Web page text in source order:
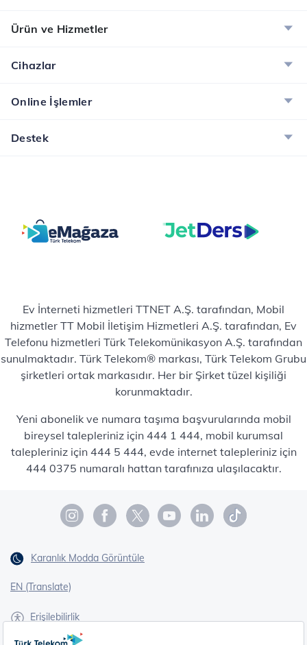
Ürün ve Hizmetler
Cihazlar
Online İşlemler
Destek
Ev İnterneti hizmetleri TTNET A.Ş. tarafından, Mobil
hizmetler TT Mobil İletişim Hizmetleri A.Ş. tarafından, Ev
Telefonu hizmetleri Türk Telekomünikasyon A.Ş. tarafından
sunulmaktadır. Türk Telekom® markası, Türk Telekom Grubu
şirketleri ortak markasıdır. Her bir Şirket tüzel kişiliği
korunmaktadır.
Yeni abonelik ve numara taşıma başvurularında mobil
bireysel talepleriniz için 444 1 444, mobil kurumsal
talepleriniz için 444 5 444, evde internet talepleriniz için
444 0375 numaralı hattan tarafınıza ulaşılacaktır.
Karanlık Modda Görüntüle
EN (Translate)
Erişilebilirlik